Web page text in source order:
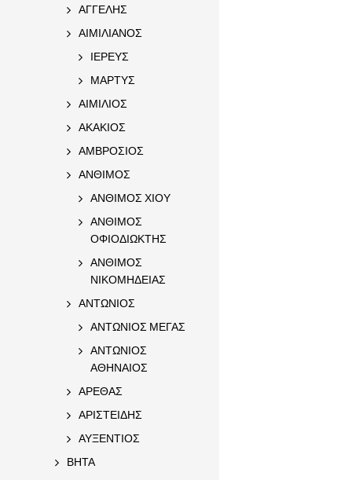
ΑΓΓΕΛΗΣ
ΑΙΜΙΛΙΑΝΟΣ
ΙΕΡΕΥΣ
ΜΑΡΤΥΣ
ΑΙΜΙΛΙΟΣ
ΑΚΑΚΙΟΣ
ΑΜΒΡΟΣΙΟΣ
ΑΝΘΙΜΟΣ
ΑΝΘΙΜΟΣ ΧΙΟΥ
ΑΝΘΙΜΟΣ
ΟΦΙΟΔΙΩΚΤΗΣ
ΑΝΘΙΜΟΣ
ΝΙΚΟΜΗΔΕΙΑΣ
ΑΝΤΩΝΙΟΣ
ΑΝΤΩΝΙΟΣ ΜΕΓΑΣ
ΑΝΤΩΝΙΟΣ
ΑΘΗΝΑΙΟΣ
ΑΡΕΘΑΣ
ΑΡΙΣΤΕΙΔΗΣ
ΑΥΞΕΝΤΙΟΣ
ΒΗΤΑ